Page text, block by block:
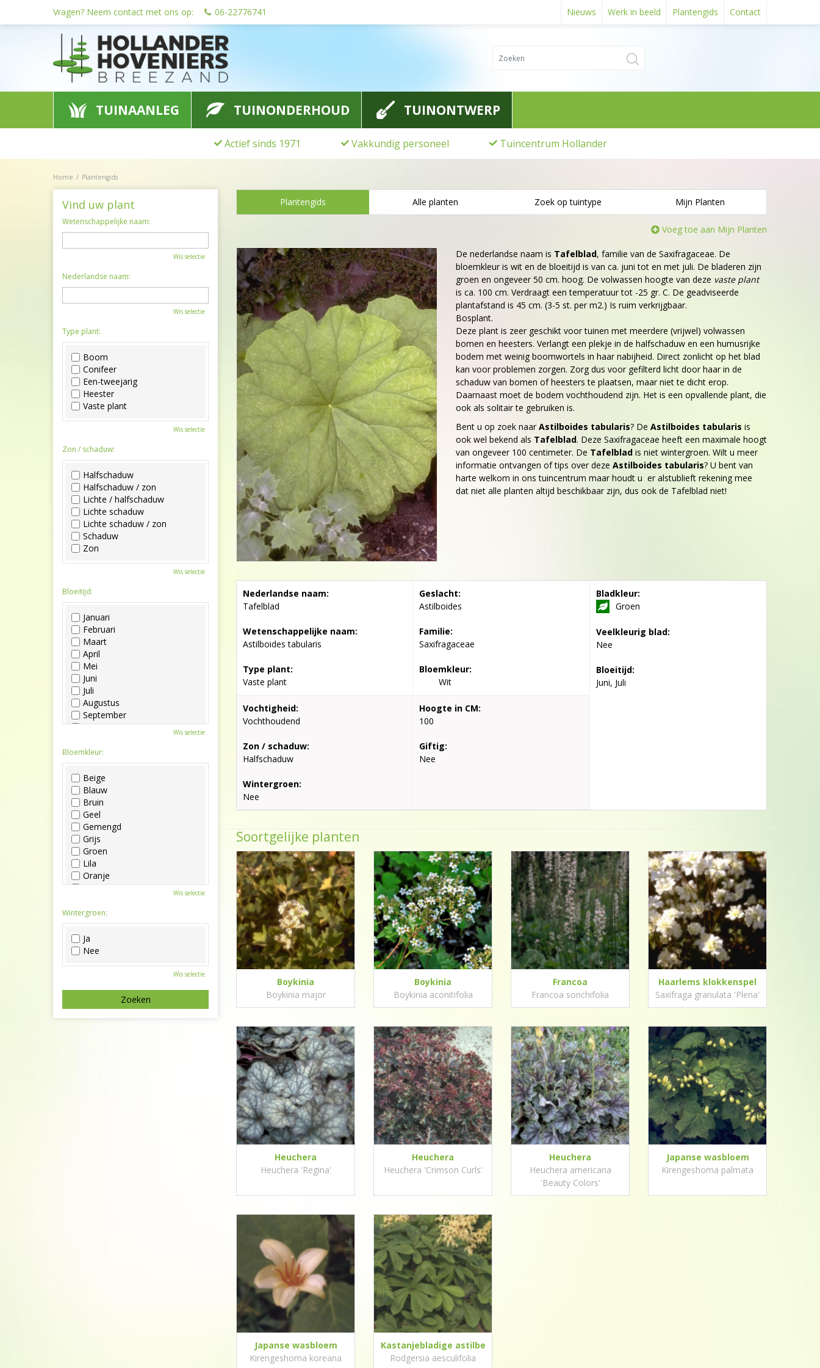
Home Plantengids
Vragen? Neem contact met ons op: 06-22776741 Nieuws Werk in beeld Plantengids Contact
TUINAANLEG TUINONDERHOUD TUINONTWERP
Actief sinds 1971 Vakkundig personeel Tuincentrum Hollander
Plantengids Alle planten Zoek op tuintype Mijn Planten
Voeg toe aan Mijn Planten
De nederlandse naam is Tafelblad, familie van de Saxifragaceae. De
bloemkleur is wit en de bloeitijd is van ca. juni tot en met juli. De bladeren zijn
groen en ongeveer 50 cm. hoog. De volwassen hoogte van deze vaste plant
is ca. 100 cm. Verdraagt een temperatuur tot -25 gr. C. De geadviseerde
plantafstand is 45 cm. (3-5 st. per m2.) Is ruim verkrijgbaar.
Bosplant.
Deze plant is zeer geschikt voor tuinen met meerdere (vrijwel) volwassen
bomen en heesters. Verlangt een plekje in de halfschaduw en een humusrijke
bodem met weinig boomwortels in haar nabijheid. Direct zonlicht op het blad
kan voor problemen zorgen. Zorg dus voor gefilterd licht door haar in de
schaduw van bomen of heesters te plaatsen, maar niet te dicht erop.
Daarnaast moet de bodem vochthoudend zijn. Het is een opvallende plant, die
ook als solitair te gebruiken is.
Bent u op zoek naarAstilboides tabularis? De Astilboides tabularis is
ook wel bekend als Tafelblad. Deze Saxifragaceae heeft een maximale hoogt
van ongeveer 100 centimeter. De Tafelblad is niet wintergroen. Wilt u meer
informatie ontvangen of tips over deze Astilboides tabularis? U bent van
harte welkom in ons tuincentrum maar houdt u er alstublieft rekening mee
dat niet alle planten altijd beschikbaar zijn, dus ook de Tafelblad niet!
Nederlandse naam:
Tafelblad
Wetenschappelijke naam:
Astilboides tabularis
Type plant:
Vaste plant
Geslacht:
Astilboides
Familie:
Saxifragaceae
Bloemkleur:
Wit
Bladkleur:
Groen
Veelkleurig blad:
Nee
Bloeitijd:
Juni, Juli
Vochtigheid:
Vochthoudend
Zon / schaduw:
Halfschaduw
Wintergroen:
Nee
Hoogte in CM:
100
Giftig:
Nee
Soortgelijke planten
Boykinia
Boykinia major
Boykinia
Boykinia aconitifolia
Francoa
Francoa sonchifolia
Haarlems klokkenspel
Saxifraga granulata 'Plena'
Heuchera
Heuchera 'Regina'
Heuchera
Heuchera 'Crimson Curls'
Heuchera
Heuchera americana
'Beauty Colors'
Japanse wasbloem
Kirengeshoma palmata
Japanse wasbloem
Kirengeshoma koreana
Kastanjebladige astilbe
Rodgersia aesculifolia
Vind uw plant
Wetenschappelijke naam:
Wis selectie
Nederlandse naam:
Wis selectie
Type plant:
Boom
Conifeer
Een-tweejarig
Heester
Vaste plant
Wis selectie
Zon / schaduw:
Halfschaduw
Halfschaduw / zon
Lichte / halfschaduw
Lichte schaduw
Lichte schaduw / zon
Schaduw
Zon
Wis selectie
Bloeitijd:
Januari
Februari
Maart
April
Mei
Juni
Juli
Augustus
September
Oktober
December
Wis selectie
Bloemkleur:
Beige
Blauw
Bruin
Geel
Gemengd
Grijs
Groen
Lila
Oranje
Paars
Roze
Wit
Zwart
Wis selectie
Wintergroen:
Ja
Nee
Wis selectie